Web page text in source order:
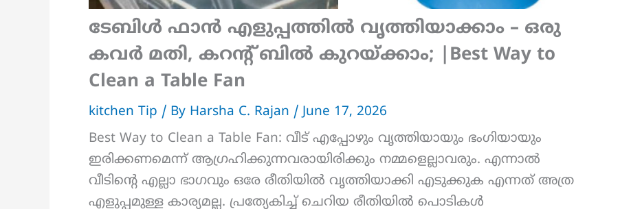
ടേബിൾ ഫാൻ എളുപ്പത്തിൽ വൃത്തിയാക്കാം – ഒരു
കവർ മതി, കറന്റ് ബിൽ കുറയ്ക്കാം; |Best Way to
Clean a Table Fan
kitchen Tip / By Harsha C. Rajan / June 17, 2026
Best Way to Clean a Table Fan: വീട് എപ്പോഴും വൃത്തിയായും ഭംഗിയായും
ഇരിക്കണമെന്ന് ആഗ്രഹിക്കുന്നവരായിരിക്കും നമ്മളെല്ലാവരും. എന്നാൽ
വീടിന്റെ എല്ലാ ഭാഗവും ഒരേ രീതിയിൽ വൃത്തിയാക്കി എടുക്കുക എന്നത് അത്ര
എളുപ്പമുള്ള കാര്യമല്ല. പ്രത്യേകിച്ച് ചെറിയ രീതിയിൽ പൊടികൾ